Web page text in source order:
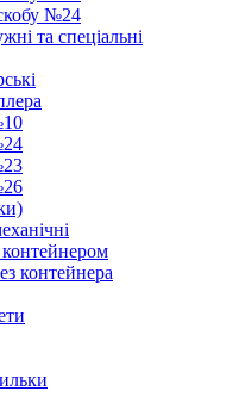
№24
та спеціальні
контейнера